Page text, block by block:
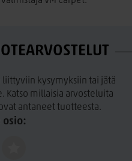
ammattimainen
hienopesuaineliuoksella.
huuhtelu runsaalla
esim. telapuristimella.
liittyviin kysymyksiin tai jätä
Katso millaisia arvosteluita
antaneet tuotteesta.
osio: